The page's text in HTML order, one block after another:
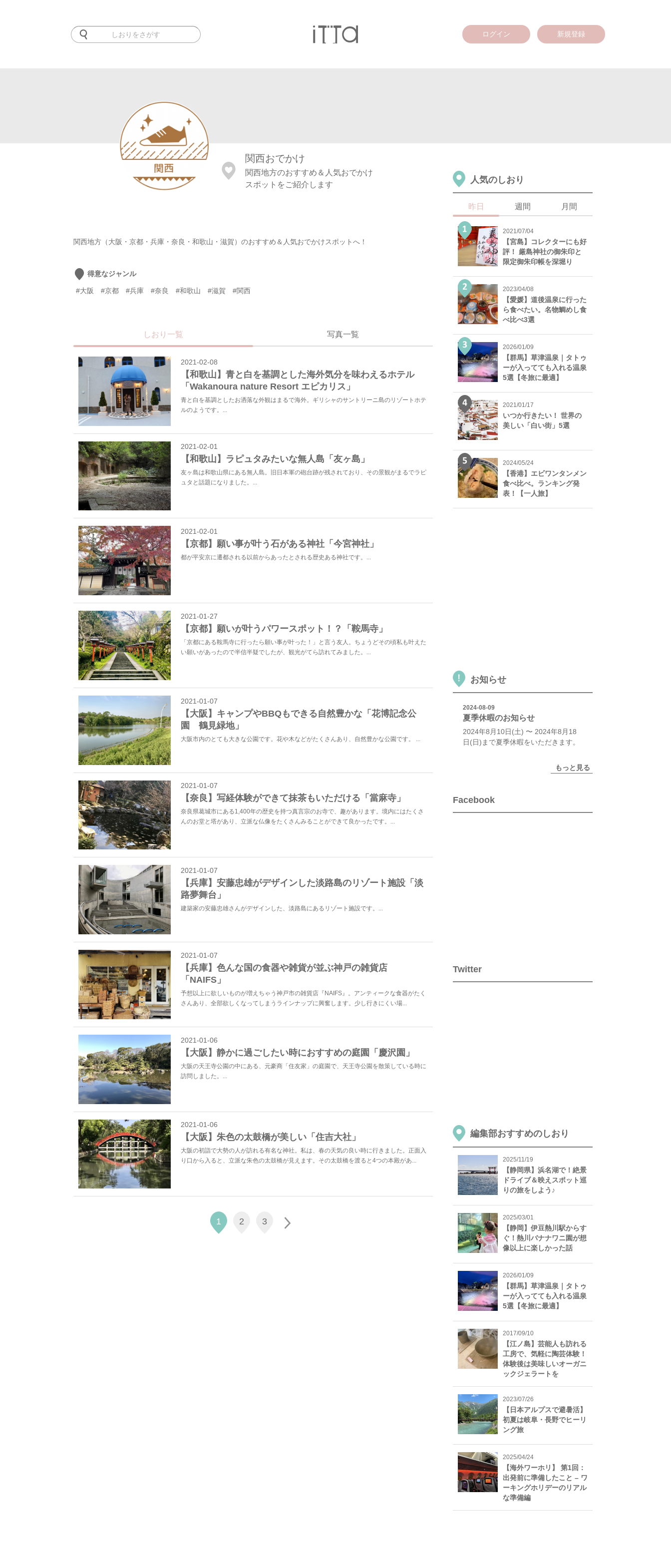
ログイン 新規登録
関西おでかけ
関西地方のおすすめ＆人気おでかけ
スポットをご紹介します
関西地方（大阪・京都・兵庫・奈良・和歌山・滋賀）のおすすめ＆人気おでかけスポットへ！
得意なジャンル
#大阪 #京都 #兵庫 #奈良 #和歌山 #滋賀 #関西
しおり一覧 写真一覧
2021-02-08
【和歌山】青と白を基調とした海外気分を味わえるホテル
「Wakanoura nature Resort エピカリス」
青と白を基調としたお洒落な外観はまるで海外。ギリシャのサントリーニ島のリゾートホテ
ルのようです。...
2021-02-01
【和歌山】ラピュタみたいな無人島「友ヶ島」
友ヶ島は和歌山県にある無人島。旧日本軍の砲台跡が残されており、その景観がまるでラピ
ュタと話題になりました。...
2021-02-01
【京都】願い事が叶う石がある神社「今宮神社」
都が平安京に遷都される以前からあったとされる歴史ある神社です。...
2021-01-27
【京都】願いが叶うパワースポット！？「鞍馬寺」
「京都にある鞍馬寺に行ったら願い事が叶った！」と言う友人。ちょうどその頃私も叶えた
い願いがあったので半信半疑でしたが、観光がてら訪れてみました。...
2021-01-07
【大阪】キャンプやBBQもできる自然豊かな「花博記念公
園 鶴見緑地」
大阪市内のとても大きな公園です。花や木などがたくさんあり、自然豊かな公園です。 ...
2021-01-07
【奈良】写経体験ができて抹茶もいただける「當麻寺」
奈良県葛城市にある1,400年の歴史を持つ真言宗のお寺で、趣があります。境内にはたくさ
んのお堂と塔があり、立派な仏像をたくさんみることができて良かったです。...
2021-01-07
【兵庫】安藤忠雄がデザインした淡路島のリゾート施設「淡
路夢舞台」
建築家の安藤忠雄さんがデザインした、淡路島にあるリゾート施設です。...
2021-01-07
【兵庫】色んな国の食器や雑貨が並ぶ神戸の雑貨店
「NAIFS」
予想以上に欲しいものが増えちゃう神戸市の雑貨店『NAIFS』。アンティークな食器がたく
さんあり、全部欲しくなってしまうラインナップに興奮します。少し行きにくい場...
2021-01-06
【大阪】静かに過ごしたい時におすすめの庭園「慶沢園」
大阪の天王寺公園の中にある、元豪商「住友家」の庭園で、天王寺公園を散策している時に
訪問しました。...
2021-01-06
【大阪】朱色の太鼓橋が美しい「住吉大社」
大阪の初詣で大勢の人が訪れる有名な神社。私は、春の天気の良い時に行きました。正面入
り口から入ると、立派な朱色の太鼓橋が見えます。その太鼓橋を渡ると4つの本殿があ...
1 2 3
人気のしおり
昨日 週間 月間
2021/07/04
【宮島】コレクターにも好
評！ 厳島神社の御朱印と
限定御朱印帳を深堀り
2023/04/08
【愛媛】道後温泉に行った
ら食べたい。名物鯛めし食
べ比べ3選
2026/01/09
【群馬】草津温泉｜タトゥ
ーが入ってても入れる温泉
5選【冬旅に最適】
2021/01/17
いつか行きたい！ 世界の
美しい「白い街」5選
2024/05/24
【香港】エビワンタンメン
食べ比べ。ランキング発
表！【一人旅】
お知らせ
2024-08-09
夏季休暇のお知らせ
2024年8月10日(土) 〜 2024年8月18
日(日)まで夏季休暇をいただきます。
もっと見る
Facebook
Twitter
編集部おすすめのしおり
2025/11/19
【静岡県】浜名湖で！絶景
ドライブ＆映えスポット巡
りの旅をしよう♪
2025/03/01
【静岡】伊豆熱川駅からす
ぐ！熱川バナナワニ園が想
像以上に楽しかった話
2026/01/09
【群馬】草津温泉｜タトゥ
ーが入ってても入れる温泉
5選【冬旅に最適】
2017/09/10
【江ノ島】芸能人も訪れる
工房で、気軽に陶芸体験！
体験後は美味しいオーガニ
ックジェラートを
2023/07/26
【日本アルプスで避暑活】
初夏は岐阜・長野でヒーリ
ング旅
2025/04/24
【海外ワーホリ】 第1回：
出発前に準備したこと – ワ
ーキングホリデーのリアル
な準備編